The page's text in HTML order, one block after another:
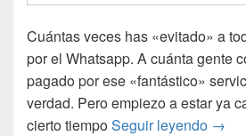
Cuántas veces has «evitado» a
por el Whatsapp. A cuánta gente
pagado por ese «fantástico»
verdad. Pero empiezo a estar ya
cierto tiempoSeguir leyendo →